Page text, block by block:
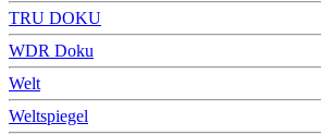
TRU DOKU
WDR Doku
Welt
Weltspiegel